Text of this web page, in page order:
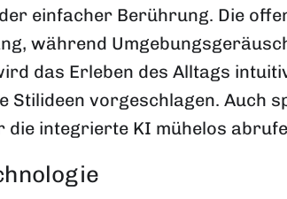
einfacher Berührung. Die
während
das Erleben des Alltags
vorgeschlagen. Auch
integrierte KI mühelos